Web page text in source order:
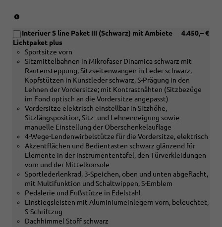
und
[4D3]
Sitzbelüftung
vorn)
Verbindung
mit
[5MC]
Dekoreinlagen
Holz
Linde
Sediment
silbergrau
naturell
oder
[5MF]
Dekoreinlagen
Aluminium
matt
gebürstet
silber
oder
[5TK]
Dekoreinlagen
Holz
Nussbaum
4.450,– €
Interiuer S line Paket III (Schwarz) mit Ambiete
Lichtpaket plus
Sportsitze vorn
Sitzmittelbahnen in Mikrofaser Dinamica schwarz mit
Rautensteppung, Sitzseitenwangen in Leder schwarz,
Kopfstützen in Kunstleder schwarz, S-Prägung in den
Lehnen der Vordersitze; mit Kontrastnähten (Sitzbezüge
im Fond optisch an die Vordersitze angepasst)
Vordersitze elektrisch einstellbar in Sitzhöhe,
Sitzlängsposition, Sitz- und Lehnenneigung sowie
manuelle Einstellung der Oberschenkelauflage
4-Wege-Lendenwirbelstütze für die Vordersitze, elektrisch
Akzentflächen und Bedientasten schwarz glänzend für
Elemente in der Instrumententafel, den Türverkleidungen
vorn und der Mittelkonsole
Sportlederlenkrad, 3-Speichen, oben und unten abgeflacht,
mit Multifunktion und Schaltwippen, S-Emblem
Pedalerie und Fußstütze in Edelstahl
Einstiegsleisten mit Aluminiumeinlegern vorn, beleuchtet,
S-Schriftzug
Dachhimmel Stoff schwarz